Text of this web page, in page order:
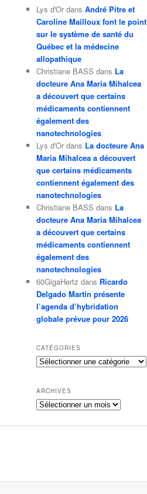
Lys d'Or dans André Pitre et
Caroline Mailloux font le point
sur le système de santé du
Québec et la médecine
allopathique
Christiane BASS dans La
docteure Ana Maria Mihalcea
a découvert que certains
médicaments contiennent
également des
nanotechnologies
Lys d'Or dans La docteure Ana
Maria Mihalcea a découvert
que certains médicaments
contiennent également des
nanotechnologies
Christiane BASS dans La
docteure Ana Maria Mihalcea
a découvert que certains
médicaments contiennent
également des
nanotechnologies
60GigaHertz dans Ricardo
Delgado Martin présente
l’agenda d’hybridation
globale prévue pour 2026
CATÉGORIES
Catégories
ARCHIVES
Archives